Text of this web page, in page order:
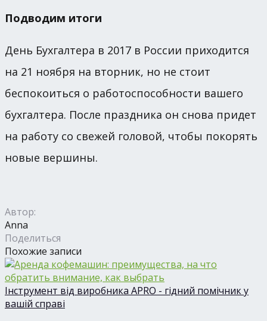
Подводим итоги
День Бухгалтера в 2017 в России приходится
на 21 ноября на вторник, но не стоит
беспокоиться о работоспособности вашего
бухгалтера. После праздника он снова придет
на работу со свежей головой, чтобы покорять
новые вершины.
Автор:
Anna
Поделиться
Похожие записи
Інструмент від виробника APRO - гідний помічник у
вашій справі